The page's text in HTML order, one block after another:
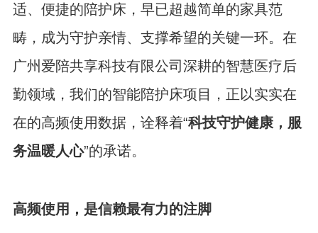
适、便捷的陪护床，早已超越简单的家具范
畴，成为守护亲情、支撑希望的关键一环。在
广州爱陪共享科技有限公司深耕的智慧医疗后
勤领域，我们的智能陪护床项目，正以实实在
在的高频使用数据，诠释着“科技守护健康，服
务温暖人心”的承诺。
高频使用，是信赖最有力的注脚